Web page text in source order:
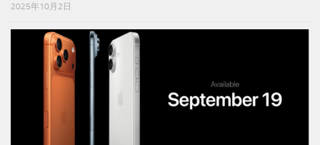
2025年10月2日